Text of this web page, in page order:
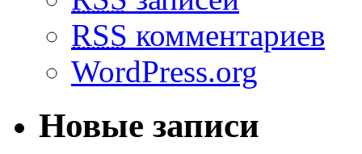
RSS комментариев
WordPress.org
Новые записи